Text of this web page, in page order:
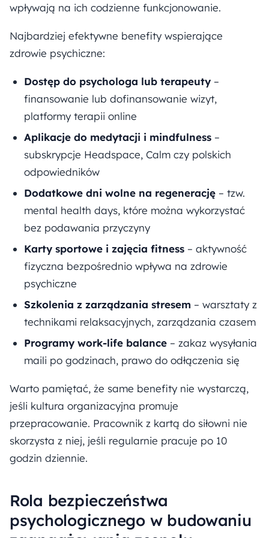
wpływają na ich codzienne funkcjonowanie.
Najbardziej efektywne benefity wspierające
zdrowie psychiczne:
Dostęp do psychologa lub terapeuty –
finansowanie lub dofinansowanie wizyt,
platformy terapii online
Aplikacje do medytacji i mindfulness –
subskrypcje Headspace, Calm czy polskich
odpowiedników
Dodatkowe dni wolne na regenerację – tzw.
mental health days, które można wykorzystać
bez podawania przyczyny
Karty sportowe i zajęcia fitness – aktywność
fizyczna bezpośrednio wpływa na zdrowie
psychiczne
Szkolenia z zarządzania stresem – warsztaty z
technikami relaksacyjnych, zarządzania czasem
Programy work-life balance – zakaz wysyłania
maili po godzinach, prawo do odłączenia się
Warto pamiętać, że same benefity nie wystarczą,
jeśli kultura organizacyjna promuje
przepracowanie. Pracownik z kartą do siłowni nie
skorzysta z niej, jeśli regularnie pracuje po 10
godzin dziennie.
Rola bezpieczeństwa
psychologicznego w budowaniu